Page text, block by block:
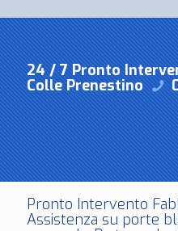
24 / 7 Pronto
Colle Prenestino
Pronto Intervento
Assistenza su porte